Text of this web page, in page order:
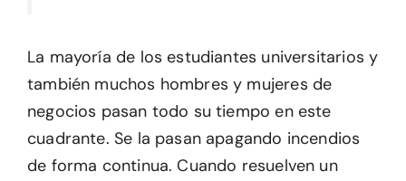
La mayoría de los estudiantes universitarios y
también muchos hombres y mujeres de
negocios pasan todo su tiempo en este
cuadrante. Se la pasan apagando incendios
de forma continua. Cuando resuelven un